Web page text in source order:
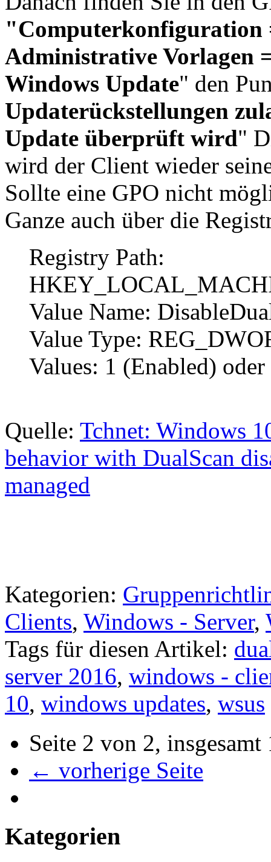
"Computerkonfiguration
Administrative Vorlagen
Windows Update" den
Updaterückstellungen
Update überprüft wird"
wird der Client wieder
Sollte eine GPO nicht
Ganze auch über die
Registry Path:
Value Name:
Value Type:
Values: 1 (Enabled)
Quelle: Tchnet: Windows
behavior with DualScan
managed
Kategorien:
Clients, Windows - Server,
Tags für diesen Artikel:
server 2016, windows -
10, windows updates, wsus
Seite 2 von 2, insgesamt
← vorherige Seite
Kategorien